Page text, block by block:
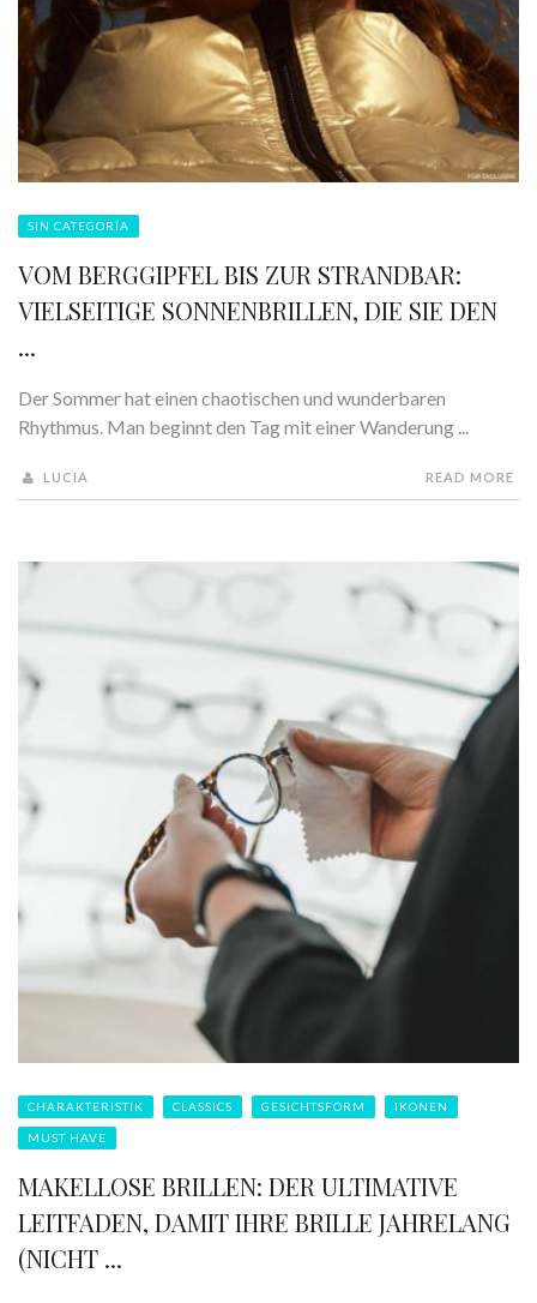
SIN CATEGORÍA
VOM BERGGIPFEL BIS ZUR STRANDBAR:
VIELSEITIGE SONNENBRILLEN, DIE SIE DEN
...
Der Sommer hat einen chaotischen und wunderbaren
Rhythmus. Man beginnt den Tag mit einer Wanderung ...
LUCIA READ MORE
CHARAKTERISTIK CLASSICS GESICHTSFORM IKONEN
MUST HAVE
MAKELLOSE BRILLEN: DER ULTIMATIVE
LEITFADEN, DAMIT IHRE BRILLE JAHRELANG
(NICHT ...